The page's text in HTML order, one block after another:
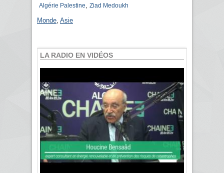
Algérie Palestine Ziad Medoukh
Monde Asie
LA RADIO EN VIDÉOS